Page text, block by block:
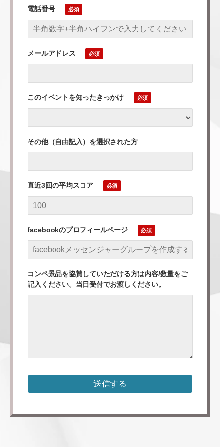
電話番号
メールアドレス
このイベントを知ったきっかけ
その他（自由記入）を選択された方
直近3回の平均スコア
facebookのプロフィールページ
コンペ景品を協賛していただける方は内容/数量をご
記入ください。当日受付でお渡しください。